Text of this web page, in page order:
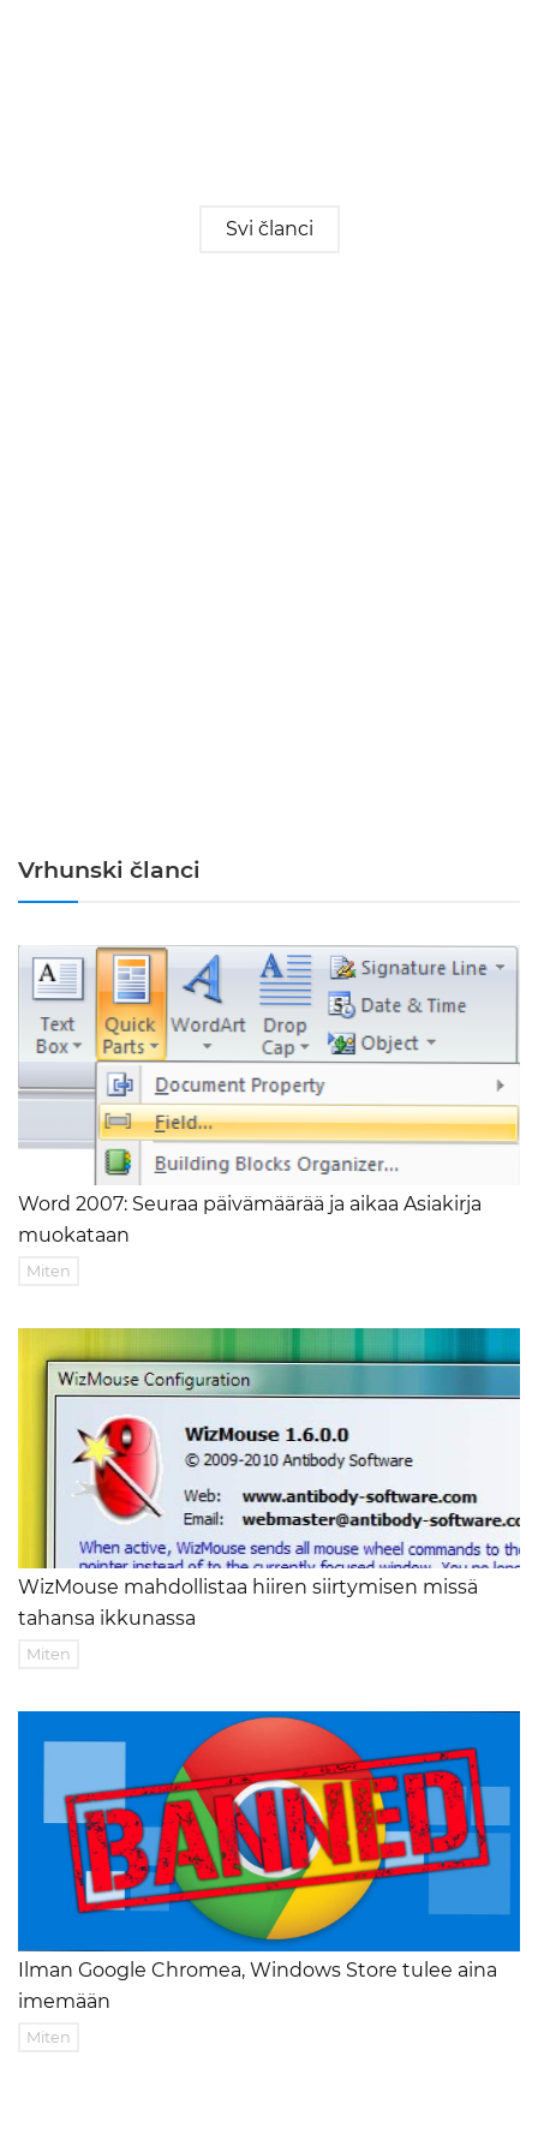
Svi članci
Vrhunski članci
Word 2007: Seuraa päivämäärää ja aikaa Asiakirja
muokataan
Miten
WizMouse mahdollistaa hiiren siirtymisen missä
tahansa ikkunassa
Miten
Ilman Google Chromea, Windows Store tulee aina
imemään
Miten